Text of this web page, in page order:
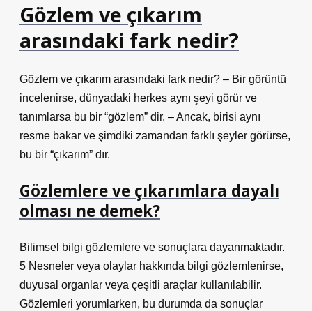
Gözlem ve çıkarım
arasındaki fark nedir?
Gözlem ve çıkarım arasındaki fark nedir? – Bir görüntü
incelenirse, dünyadaki herkes aynı şeyi görür ve
tanımlarsa bu bir “gözlem” dir. – Ancak, birisi aynı
resme bakar ve şimdiki zamandan farklı şeyler görürse,
bu bir “çıkarım” dır.
Gözlemlere ve çıkarımlara dayalı
olması ne demek?
Bilimsel bilgi gözlemlere ve sonuçlara dayanmaktadır.
5 Nesneler veya olaylar hakkında bilgi gözlemlenirse,
duyusal organlar veya çeşitli araçlar kullanılabilir.
Gözlemleri yorumlarken, bu durumda da sonuçlar